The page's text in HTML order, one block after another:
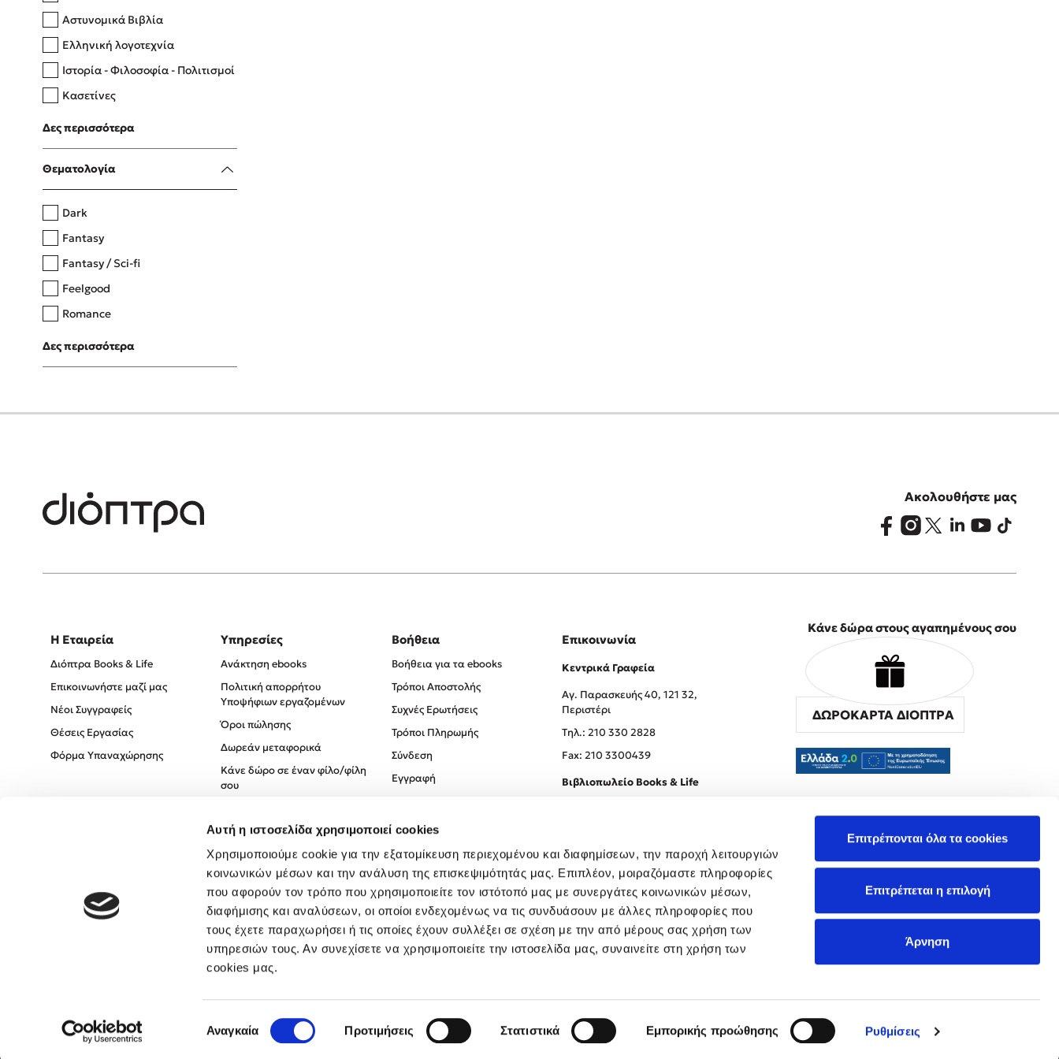
Αυτή η ιστοσελίδα χρησιμοποιεί cookies
Χρησιμοποιούμε cookie για την εξατομίκευση περιεχομένου και διαφημίσεων, την παροχή λειτουργιών
κοινωνικών μέσων και την ανάλυση της επισκεψιμότητάς μας. Επιπλέον, μοιραζόμαστε πληροφορίες
που αφορούν τον τρόπο που χρησιμοποιείτε τον ιστότοπό μας με συνεργάτες κοινωνικών μέσων,
διαφήμισης και αναλύσεων, οι οποίοι ενδεχομένως να τις συνδυάσουν με άλλες πληροφορίες που
τους έχετε παραχωρήσει ή τις οποίες έχουν συλλέξει σε σχέση με την από μέρους σας χρήση των
υπηρεσιών τους. Αν συνεχίσετε να χρησιμοποιείτε την ιστοσελίδα μας, συναινείτε στη χρήση των
cookies μας.
συγκατάθεσης
Αναγκαία Προτιμήσεις Στατιστικά Εμπορικής προώθησης Ρυθμίσεις
Επιτρέπονται όλα τα cookies
Επιτρέπεται η επιλογή
Άρνηση
Δανάη Δεληγεώργη
Πάνω, κάτω, μπροστά, πίσω
Η μέθοδος Αφήστε τους
Αστυνομικά Βιβλία
Ελληνική λογοτεχνία
Ιστορία - Φιλοσοφία - Πολιτισμοί
Κασετίνες
Λευκώματα - Έγχρωμοι οδηγοί
Μαγειρική
Δες περισσότερα
Θεματολογία
Dark
Fantasy
Fantasy / Sci-fi
Feelgood
Romance
Upmarket
Young Adult
Δες περισσότερα
Ακολουθήστε μας
Η Εταιρεία
Διόπτρα Books & Life
Επικοινωνήστε μαζί μας
Νέοι Συγγραφείς
Θέσεις Εργασίας
Φόρμα Υπαναχώρησης
Υπηρεσίες
Ανάκτηση ebooks
Πολιτική απορρήτου
Υποψήφιων εργαζομένων
Όροι πώλησης
Δωρεάν μεταφορικά
Κάνε δώρο σε έναν φίλο/φίλη
σου
Πολιτική Απορρήτου
Όροι χρήσης
Βοήθεια
Βοήθεια για τα ebooks
Τρόποι Αποστολής
Συχνές Ερωτήσεις
Τρόποι Πληρωμής
Σύνδεση
Εγγραφή
Επικοινωνία
Κεντρικά Γραφεία
Αγ. Παρασκευής 40, 121 32,
Περιστέρι
Tηλ.: 210 330 2828
Fax: 210 3300439
Βιβλιοπωλείο Books & Life
Κάνε δώρα στους αγαπημένους σου
ΔΩΡΟΚΑΡΤΑ ΔΙΟΠΤΡΑ
Created by Powered by